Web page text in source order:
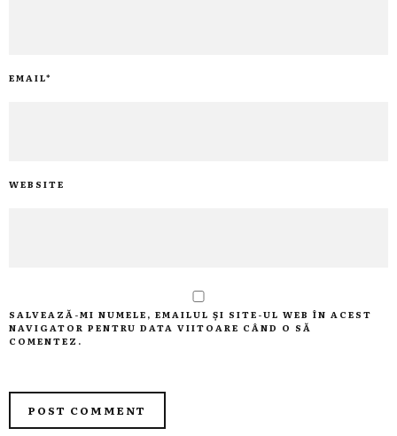
EMAIL*
WEBSITE
SALVEAZĂ-MI NUMELE, EMAILUL ȘI SITE-UL WEB ÎN ACEST
NAVIGATOR PENTRU DATA VIITOARE CÂND O SĂ
COMENTEZ.